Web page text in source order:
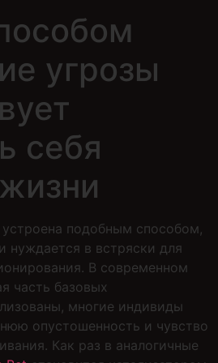
угрозы
себя
подобным способом,
нуждается в встряски для
В современном
часть базовых
многие индивиды
опустошенность и чувство
Как раз в аналогичные